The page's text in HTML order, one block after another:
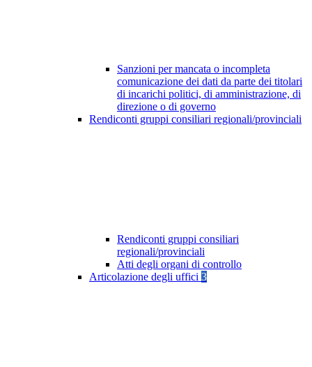
Sanzioni per mancata o incompleta
comunicazione dei dati da parte dei titolari
di incarichi politici, di amministrazione, di
direzione o di governo
Rendiconti gruppi consiliari regionali/provinciali
Rendiconti gruppi consiliari
regionali/provinciali
Atti degli organi di controllo
Articolazione degli uffici 3